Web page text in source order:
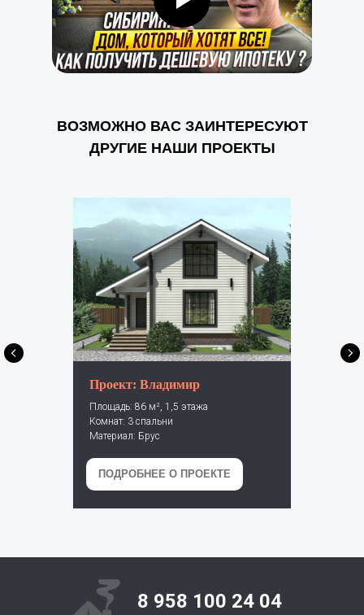
ВОЗМОЖНО ВАС ЗАИНТЕРЕСУЮТ
ДРУГИЕ НАШИ ПРОЕКТЫ
Проект: Владимир
Площадь: 86 м², 1,5 этажа
Комнат: 3 спальни
Материал: Брус
ПОДРОБНЕЕ О ПРОЕКТЕ
8 958 100 24 04